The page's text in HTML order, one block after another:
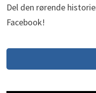
Del den rørende
Facebook!